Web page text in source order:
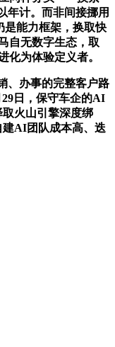
年计。而非间接挪用
是能力框架，换取快
自无数字生态，取
化为体验定义者。
办事的完整客户路
日，保守车企的AI
火山引擎深度绑
AI团队成本高、迭